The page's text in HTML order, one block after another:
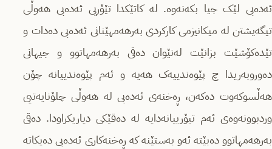
ئەدەبی لێک جیا بکەنەوە. لە کاتێکدا تێۆریی ئەدەبی هەوڵی
تیگەیشتن لە میکانیزمی کارکردی بەرهەمهێنانی ئەدەبی دەدات و
تێدەکۆشێت بزانێت لەنێوان دەقی بەرهەمهاتوو و جیهانی
دەوروبەریدا چ پێوەندییەک هەیە و ئەم پێوەندییانە چۆن
هەڵسوکەوت دەکەن، ڕەخنەی ئەدەبی لە هەوڵی چلۆنایەتیی
وردبوونەوەی ئەم تیۆرییانەدایە لە دەقێکی دیاریکراودا. دەقی
بەرهەمهاتوو دەبێتە ئەو بەستێنە کە ڕەخنەکاری ئەدەبی دەیکاتە